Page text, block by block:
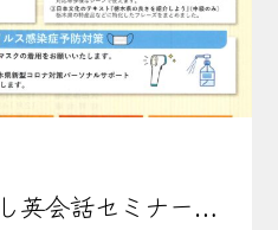
「外国人おもてなし英会話セミナー」のご案内